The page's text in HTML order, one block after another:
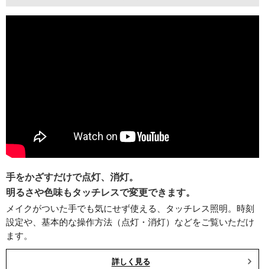
手をかざすだけで点灯、消灯。
明るさや色味もタッチレスで変更できます。
メイクがついた手でも気にせず使える、タッチレス照明。時刻
設定や、基本的な操作方法（点灯・消灯）などをご覧いただけ
ます。
詳しく見る